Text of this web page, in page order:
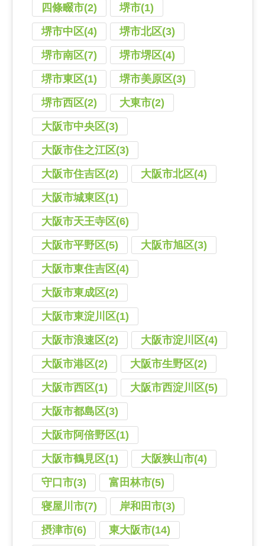
四條畷市(2)
堺市(1)
堺市中区(4)
堺市北区(3)
堺市南区(7)
堺市堺区(4)
堺市東区(1)
堺市美原区(3)
堺市西区(2)
大東市(2)
大阪市中央区(3)
大阪市住之江区(3)
大阪市住吉区(2)
大阪市北区(4)
大阪市城東区(1)
大阪市天王寺区(6)
大阪市平野区(5)
大阪市旭区(3)
大阪市東住吉区(4)
大阪市東成区(2)
大阪市東淀川区(1)
大阪市浪速区(2)
大阪市淀川区(4)
大阪市港区(2)
大阪市生野区(2)
大阪市西区(1)
大阪市西淀川区(5)
大阪市都島区(3)
大阪市阿倍野区(1)
大阪市鶴見区(1)
大阪狭山市(4)
守口市(3)
富田林市(5)
寝屋川市(7)
岸和田市(3)
摂津市(6)
東大阪市(14)